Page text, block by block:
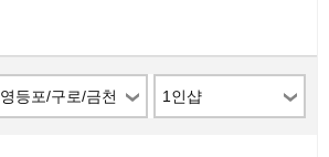
영등포/구로/금천 1인샵